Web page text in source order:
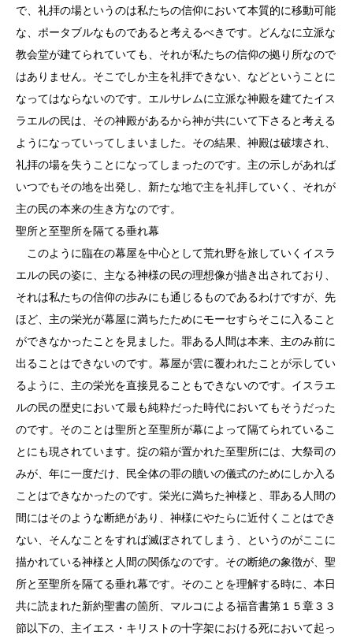
で、礼拝の場というのは私たちの信仰において本質的に移動可能
な、ポータブルなものであると考えるべきです。どんなに立派な
教会堂が建てられていても、それが私たちの信仰の拠り所なので
はありません。そこでしか主を礼拝できない、などということに
なってはならないのです。エルサレムに立派な神殿を建てたイス
ラエルの民は、その神殿があるから神が共にいて下さると考える
ようになっていってしまいました。その結果、神殿は破壊され、
礼拝の場を失うことになってしまったのです。主の示しがあれば
いつでもその地を出発し、新たな地で主を礼拝していく、それが
主の民の本来の生き方なのです。
聖所と至聖所を隔てる垂れ幕
このように臨在の幕屋を中心として荒れ野を旅していくイスラ
エルの民の姿に、主なる神様の民の理想像が描き出されており、
それは私たちの信仰の歩みにも通じるものであるわけですが、先
ほど、主の栄光が幕屋に満ちたためにモーセすらそこに入ること
ができなかったことを見ました。罪ある人間は本来、主のみ前に
出ることはできないのです。幕屋が雲に覆われたことが示してい
るように、主の栄光を直接見ることもできないのです。イスラエ
ルの民の歴史において最も純粋だった時代においてもそうだった
のです。そのことは聖所と至聖所が幕によって隔てられているこ
とにも現されています。掟の箱が置かれた至聖所には、大祭司の
みが、年に一度だけ、民全体の罪の贖いの儀式のためにしか入る
ことはできなかったのです。栄光に満ちた神様と、罪ある人間の
間にはそのような断絶があり、神様にやたらに近付くことはでき
ない、そんなことをすれば滅ぼされてしまう、というのがここに
描かれている神様と人間の関係なのです。その断絶の象徴が、聖
所と至聖所を隔てる垂れ幕です。そのことを理解する時に、本日
共に読まれた新約聖書の箇所、マルコによる福音書第１５章３３
節以下の、主イエス・キリストの十字架における死において起っ